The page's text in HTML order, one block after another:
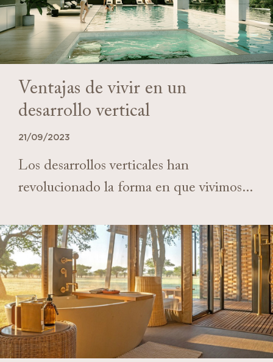
Ventajas de vivir en un
desarrollo vertical
21/09/2023
Los desarrollos verticales han
revolucionado la forma en que vivimos...